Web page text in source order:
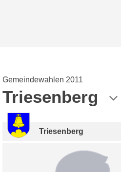
Gemeindewahlen 2011
Triesenberg
Triesenberg